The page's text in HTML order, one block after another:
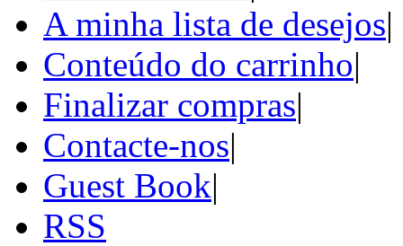
A minha lista de desejos|
Conteúdo do carrinho|
Finalizar compras|
Contacte-nos|
Guest Book|
RSS